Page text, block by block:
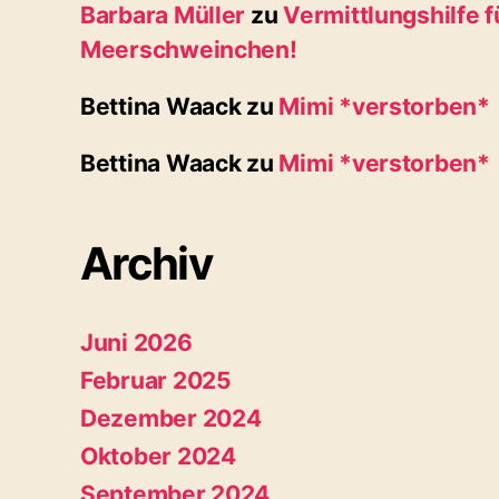
Barbara Müller zuVermittlungshilfe
Meerschweinchen!
Bettina Waackzu Mimi *verstorben*
Bettina Waackzu Mimi *verstorben*
Archiv
Juni 2026
Februar 2025
Dezember 2024
Oktober 2024